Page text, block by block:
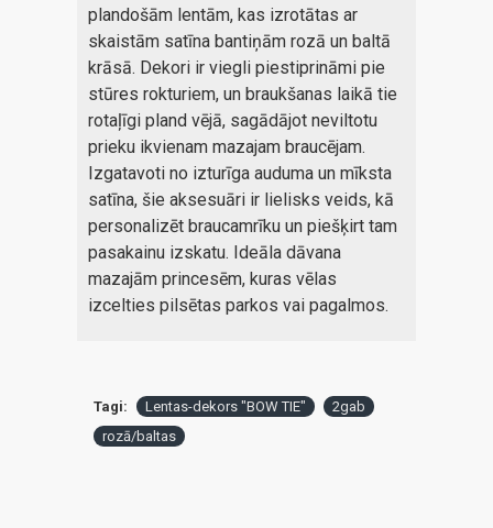
plandošām lentām, kas izrotātas ar
skaistām satīna bantiņām rozā un baltā
krāsā. Dekori ir viegli piestiprināmi pie
stūres rokturiem, un braukšanas laikā tie
rotaļīgi pland vējā, sagādājot neviltotu
prieku ikvienam mazajam braucējam.
Izgatavoti no izturīga auduma un mīksta
satīna, šie aksesuāri ir lielisks veids, kā
personalizēt braucamrīku un piešķirt tam
pasakainu izskatu. Ideāla dāvana
mazajām princesēm, kuras vēlas
izcelties pilsētas parkos vai pagalmos.
Tagi: Lentas-dekors "BOW TIE"
2gab
rozā/baltas